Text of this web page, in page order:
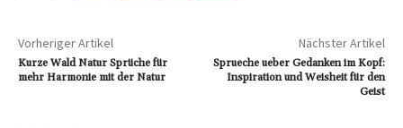
Vorheriger Artikel
Kurze Wald Natur Sprüche für
mehr Harmonie mit der Natur
Nächster Artikel
Sprueche ueber Gedanken im Kopf:
Inspiration und Weisheit für den
Geist